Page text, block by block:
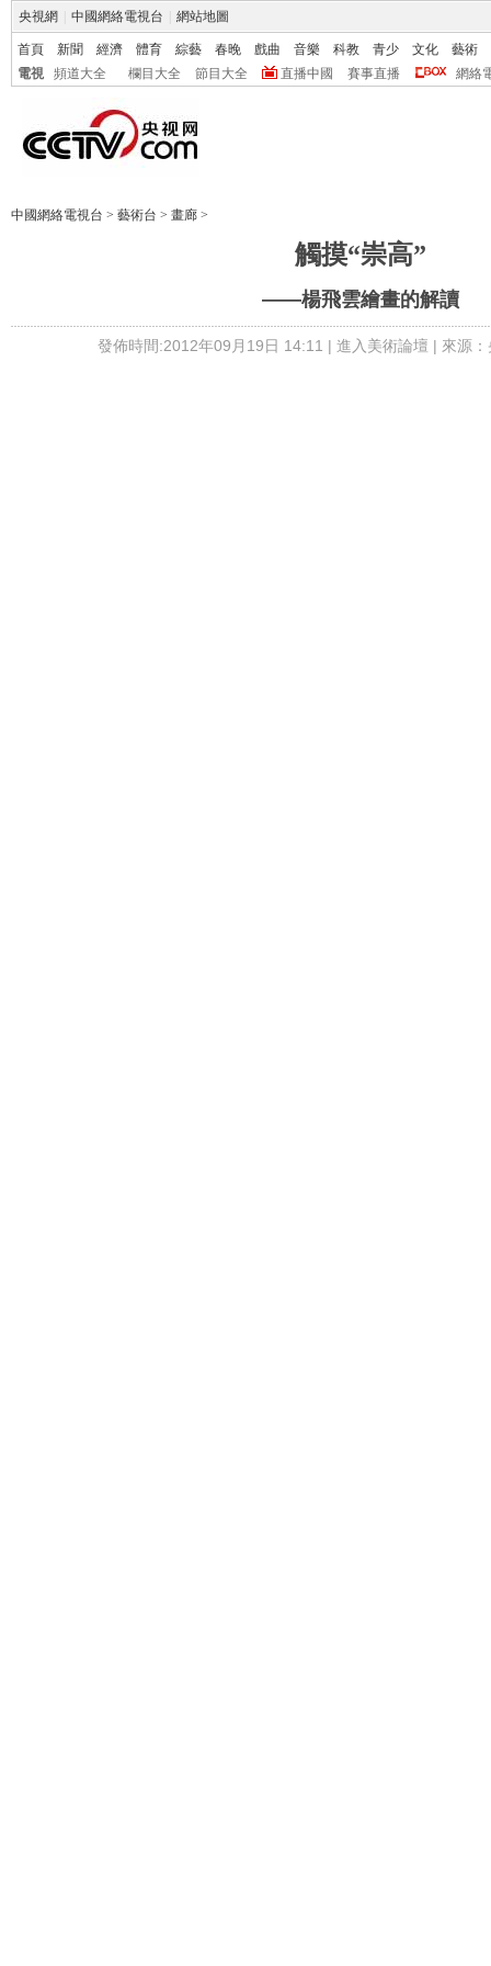
央視網 中國網絡電視台 網站地圖
首頁 新聞 經濟 體育 綜藝 春晚 戲曲 音樂 科教 青少 文化
藝術
電視
頻道大全 欄目大全 節目大全 直播中國 賽事直播 網絡
中國網絡電視台 > 藝術台 > 畫廊 >
觸摸“崇高”
——楊飛雲繪畫的解讀
發佈時間:2012年09月19日 14:11 | 進入美術論壇 | 來源